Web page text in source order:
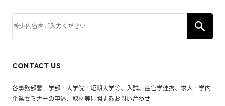
CONTACT US
各事務部署、学部・大学院・短期大学等、入試、産官学連携、求人・学内
企業セミナーの申込、取材等に関するお問い合わせ